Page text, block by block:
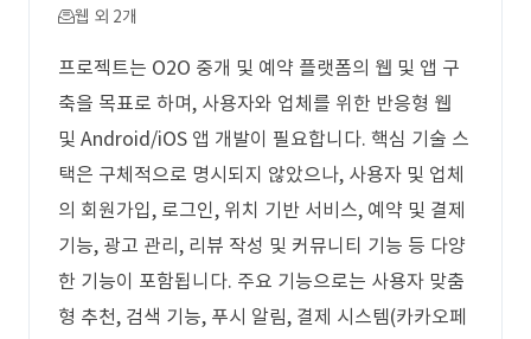
웹 외 2개
프로젝트는 O2O 중개 및 예약 플랫폼의 웹 및 앱 구
축을 목표로 하며, 사용자와 업체를 위한 반응형 웹
및 Android/iOS 앱 개발이 필요합니다. 핵심 기술 스
택은 구체적으로 명시되지 않았으나, 사용자 및 업체
의 회원가입, 로그인, 위치 기반 서비스, 예약 및 결제
기능, 광고 관리, 리뷰 작성 및 커뮤니티 기능 등 다양
한 기능이 포함됩니다. 주요 기능으로는 사용자 맞춤
형 추천, 검색 기능, 푸시 알림, 결제 시스템(카카오페